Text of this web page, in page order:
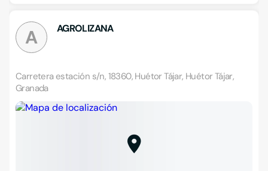
A AGROLIZANA
Carretera estación s/n, 18360, Huétor Tájar, Huétor Tájar,
Granada